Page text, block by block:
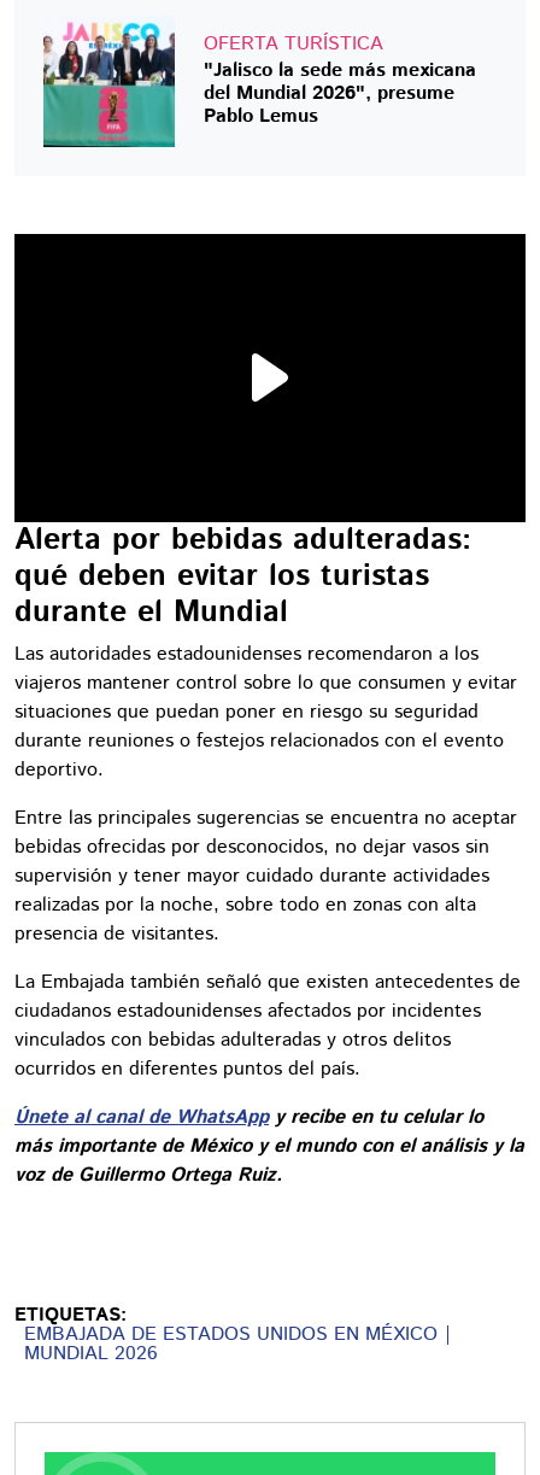
OFERTA TURÍSTICA
"Jalisco la sede más mexicana
del Mundial 2026", presume
Pablo Lemus
Alerta por bebidas adulteradas:
qué deben evitar los turistas
durante el Mundial
Las autoridades estadounidenses recomendaron a los
viajeros mantener control sobre lo que consumen y evitar
situaciones que puedan poner en riesgo su seguridad
durante reuniones o festejos relacionados con el evento
deportivo.
Entre las principales sugerencias se encuentra no aceptar
bebidas ofrecidas por desconocidos, no dejar vasos sin
supervisión y tener mayor cuidado durante actividades
realizadas por la noche, sobre todo en zonas con alta
presencia de visitantes.
La Embajada también señaló que existen antecedentes de
ciudadanos estadounidenses afectados por incidentes
vinculados con bebidas adulteradas y otros delitos
ocurridos en diferentes puntos del país.
Únete al canal de WhatsAppy recibe en tu celular lo
más importante de México y el mundo con el análisis y la
voz de Guillermo Ortega Ruiz.
ETIQUETAS:
EMBAJADA DE ESTADOS UNIDOS EN MÉXICO
MUNDIAL 2026